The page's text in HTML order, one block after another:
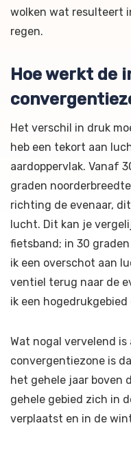
wolken wat resulteert
regen.
Hoe werkt de
Het verschil in druk
heb een tekort aan
aardoppervlak. Vanaf
graden
richting de evenaar,
lucht. Dit kan je
fietsband; in 30
ik een overschot aan
ventiel terug naar de
ik een
Wat nogal vervelend
convergentiezone is
het gehele jaar boven
gehele gebied zich in
verplaatst en in de